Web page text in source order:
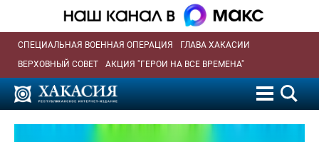
СПЕЦИАЛЬНАЯ ВОЕННАЯ ОПЕРАЦИЯ
ГЛАВА ХАКАСИИ
ВЕРХОВНЫЙ СОВЕТ
АКЦИЯ "ГЕРОИ НА ВСЕ ВРЕМЕНА"